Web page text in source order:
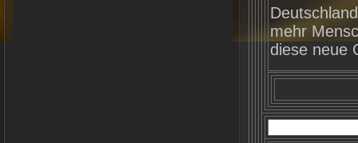
mehr
diese neue